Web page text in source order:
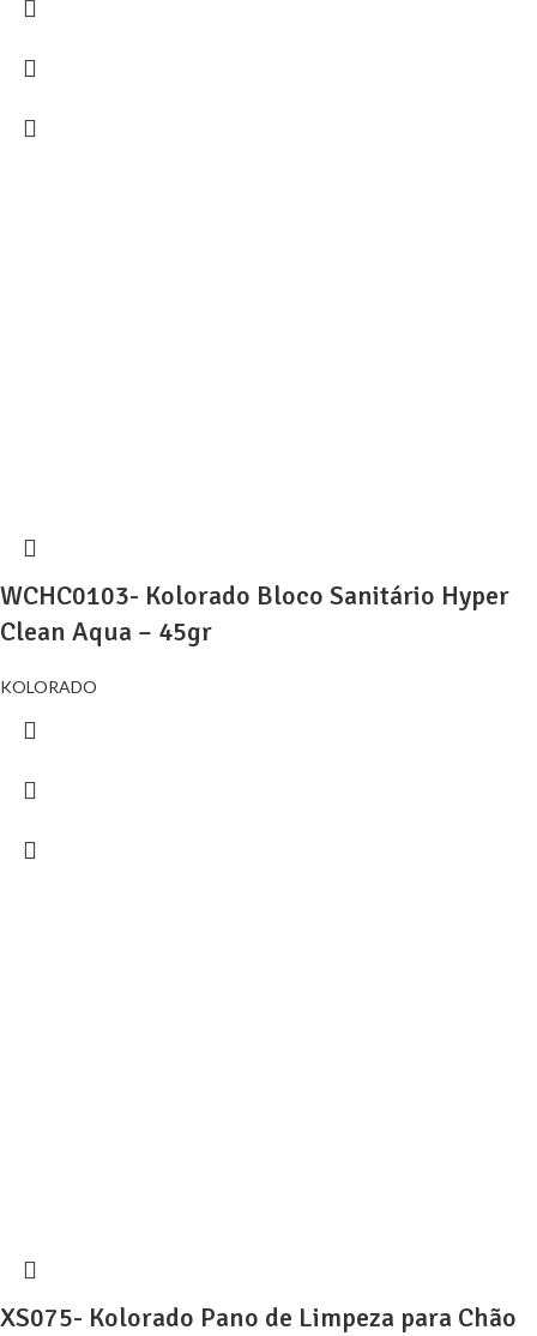
WCHC0103- Kolorado Bloco Sanitário Hyper
Clean Aqua – 45gr
KOLORADO
XS075- Kolorado Pano de Limpeza para Chão